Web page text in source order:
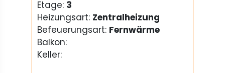
Etage: 3
Heizungsart: Zentralheizung
Befeuerungsart: Fernwärme
Balkon:
Keller: